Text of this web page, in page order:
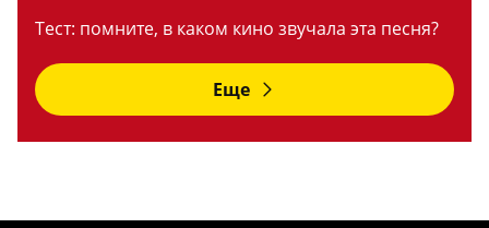
Тест: помните, в каком кино звучала эта песня?
Еще